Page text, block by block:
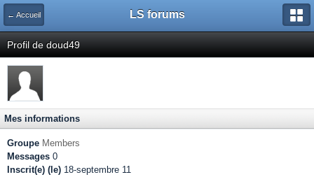
← Accueil LS forums
Profil de doud49
Mes informations
Groupe Members
Messages 0
Inscrit(e) (le) 18-septembre 11